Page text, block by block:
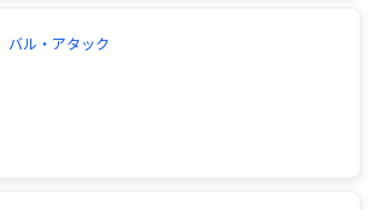
バル・アタック